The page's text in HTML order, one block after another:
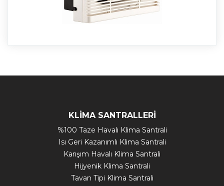
KLİMA SANTRALLERİ
%100 Taze Havalı Klima Santrali
Isı Geri Kazanımlı Klima Santrali
Karışım Havalı Klima Santrali
Hijyenik Klima Santrali
Tavan Tipi Klima Santrali